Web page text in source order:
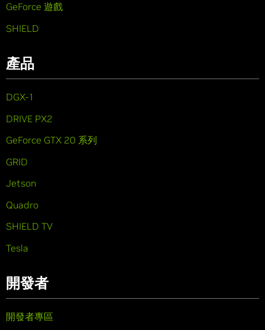
GeForce 遊戲
SHIELD
產品
DGX-1
DRIVE PX2
GeForce GTX 20 系列
GRID
Jetson
Quadro
SHIELD TV
Tesla
開發者
開發者專區